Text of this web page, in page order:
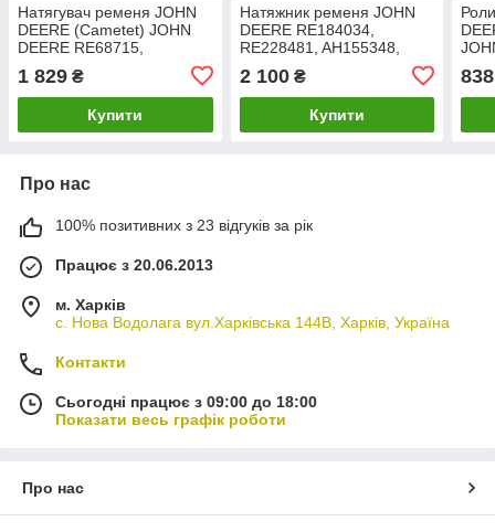
Натягувач ременя JOHN
DEERE (Cametet) JOHN
DEERE RE68715,
1 829 ₴
Купити
Натяжник ременя JOHN
DEERE RE184034,
RE228481, AH155348,
2 100₴
Купити
838
Про нас
100% позитивних з 23 відгуків за рік
Працює з 20.06.2013
м. Харків
с. Нова Водолага вул.Харківська 144В, Харків, Україна
Контакти
Сьогодні працює з 09:00 до 18:00
Показати весь графік роботи
Про нас